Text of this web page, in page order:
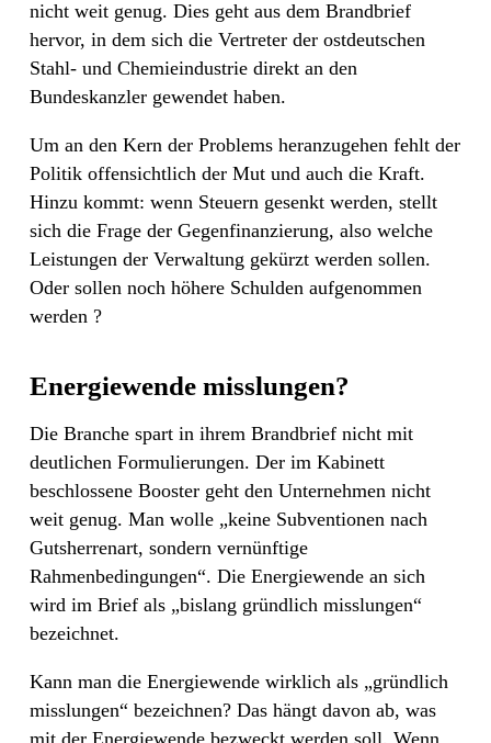
nicht weit genug. Dies geht aus dem Brandbrief
hervor, in dem sich die Vertreter der ostdeutschen
Stahl- und Chemieindustrie direkt an den
Bundeskanzler gewendet haben.
Um an den Kern der Problems heranzugehen fehlt der
Politik offensichtlich der Mut und auch die Kraft.
Hinzu kommt: wenn Steuern gesenkt werden, stellt
sich die Frage der Gegenfinanzierung, also welche
Leistungen der Verwaltung gekürzt werden sollen.
Oder sollen noch höhere Schulden aufgenommen
werden ?
Energiewende misslungen?
Die Branche spart in ihrem Brandbrief nicht mit
deutlichen Formulierungen. Der im Kabinett
beschlossene Booster geht den Unternehmen nicht
weit genug. Man wolle „keine Subventionen nach
Gutsherrenart, sondern vernünftige
Rahmenbedingungen“. Die Energiewende an sich
wird im Brief als „bislang gründlich misslungen“
bezeichnet.
Kann man die Energiewende wirklich als „gründlich
misslungen“ bezeichnen? Das hängt davon ab, was